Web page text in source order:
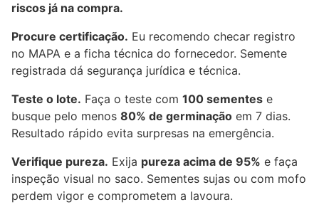
riscos já na compra.
Procure certificação. Eu recomendo checar registro
no MAPA e a ficha técnica do fornecedor. Semente
registrada dá segurança jurídica e técnica.
Teste o lote. Faça o teste com 100 sementes e
busque pelo menos 80% de germinação em 7 dias.
Resultado rápido evita surpresas na emergência.
Verifique pureza. Exija pureza acima de 95% e faça
inspeção visual no saco. Sementes sujas ou com mofo
perdem vigor e comprometem a lavoura.